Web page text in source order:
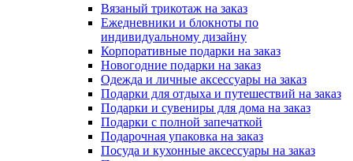
Вязаный трикотаж на заказ
Ежедневники и блокноты по
индивидуальному дизайну
Корпоративные подарки на заказ
Новогодние подарки на заказ
Одежда и личные аксессуары на заказ
Подарки для отдыха и путешествий на заказ
Подарки и сувениры для дома на заказ
Подарки с полной запечаткой
Подарочная упаковка на заказ
Посуда и кухонные аксессуары на заказ